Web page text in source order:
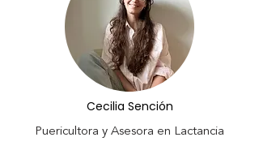
Cecilia Sención
Puericultora y Asesora en Lactancia